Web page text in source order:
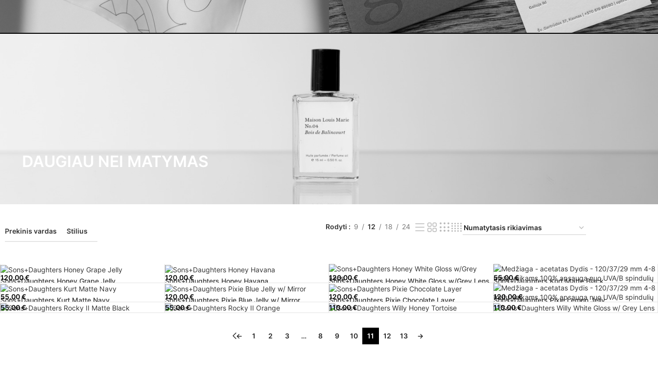
DAUGIAU NEI MATYMAS
Prekinis vardas Stilius
Rodyti 9 12 18 24
Sons+Daughters Honey Grape Jelly
120.00€ Sons+Daughters Honey Havana
120.00€ Sons+Daughters Honey White Gloss w/Grey Lens
120.00€ Sons+Daughters Kurt Matte Black
55.00€
Sons+Daughters Kurt Matte Navy
55.00€ Sons+Daughters Pixie Blue Jelly w/ Mirror
120.00€ Sons+Daughters Pixie Chocolate Layer
120.00€ Sons+Daughters Pixie Lemon Jelly
120.00€
55.00€
55.00€
110.00€
110.00€
← 1 2 3 … 8 9 10 11 12 13 →